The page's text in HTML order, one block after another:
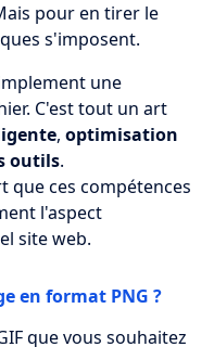
pour en tirer le
s'imposent.
une
C'est tout un art
, optimisation
outils.
que ces compétences
l'aspect
site web.
en format PNG ?
que vous souhaitez